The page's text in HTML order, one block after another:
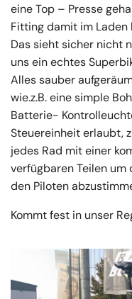
eine Top – Presse
Fitting damit im
Das sieht sicher nicht
uns ein echtes
Alles sauber
wie.z.B. eine simple
Batterie-
Steuereinheit erlaubt,
jedes Rad mit einer
verfügbaren Teilen
den Piloten
Kommt fest in unser